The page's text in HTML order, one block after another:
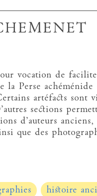
vocation de
la Perse
artéfacts sont
sections
d’auteurs
que des
histoire